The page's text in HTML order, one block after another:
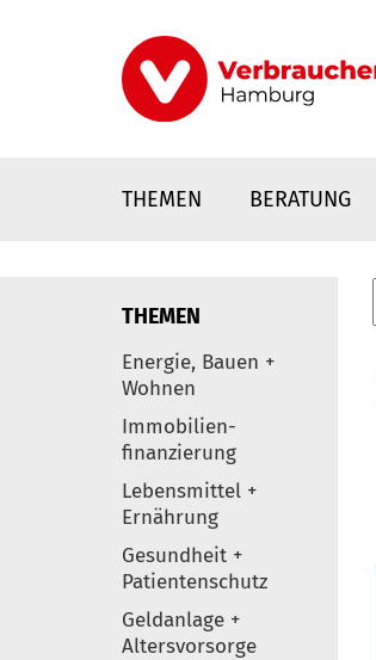
THEMEN BERATUNG
Elemente
THEMEN
Energie, Bauen +
Wohnen
Immobilien-
finanzierung
Lebensmittel +
Ernährung
Gesundheit +
Patientenschutz
Geldanlage +
Altersvorsorge